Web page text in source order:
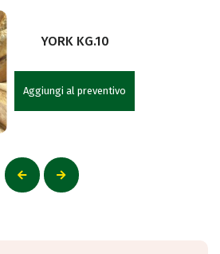
YORK KG.10
Aggiungi al preventivo